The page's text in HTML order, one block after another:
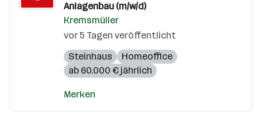
Anlagenbau (m/w/d)
Kremsmüller
vor 5 Tagen veröffentlicht
Steinhaus
Homeoffice
ab 60.000 € jährlich
Merken